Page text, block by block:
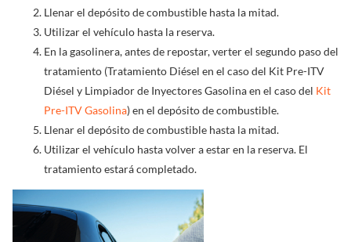
Llenar el depósito de combustible hasta la mitad.
Utilizar el vehículo hasta la reserva.
En la gasolinera, antes de repostar, verter el segundo paso del
tratamiento (Tratamiento Diésel en el caso del Kit Pre-ITV
Diésel y Limpiador de Inyectores Gasolina en el caso del Kit
Pre-ITV Gasolina) en el depósito de combustible.
Llenar el depósito de combustible hasta la mitad.
Utilizar el vehículo hasta volver a estar en la reserva. El
tratamiento estará completado.